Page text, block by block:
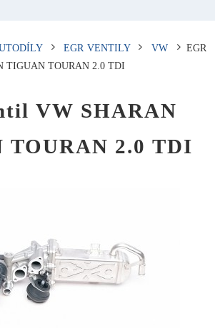
EGR VENTILY VW
EGR
TIGUAN TOURAN 2.0 TDI
VW SHARAN
TOURAN 2.0 TDI